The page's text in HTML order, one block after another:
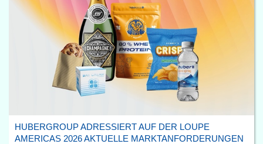
HUBERGROUP ADRESSIERT AUF DER LOUPE
AMERICAS 2026 AKTUELLE MARKTANFORDERUNGEN